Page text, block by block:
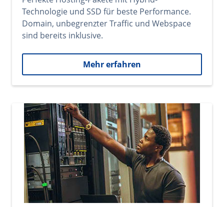
Technologie und SSD für beste Performance.
Domain, unbegrenzter Traffic und Webspace
sind bereits inklusive.
Mehr erfahren